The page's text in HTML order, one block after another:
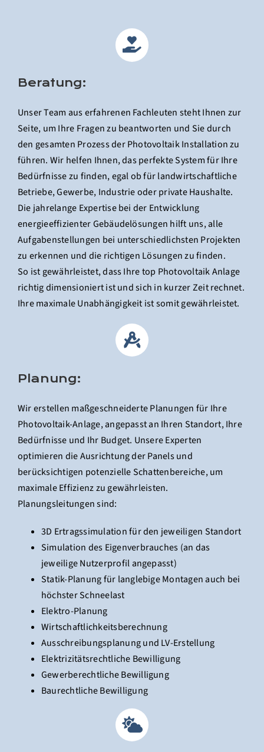
Beratung:
Unser Team aus erfahrenen Fachleuten steht Ihnen zur
Seite, um Ihre Fragen zu beantworten und Sie durch
den gesamten Prozess der Photovoltaik Installation zu
führen. Wir helfen Ihnen, das perfekte System für Ihre
Bedürfnisse zu finden, egal ob für landwirtschaftliche
Betriebe, Gewerbe, Industrie oder private Haushalte.
Die jahrelange Expertise bei der Entwicklung
energieeffizienter Gebäudelösungen hilft uns, alle
Aufgabenstellungen bei unterschiedlichsten Projekten
zu erkennen und die richtigen Lösungen zu finden.
So ist gewährleistet, dass Ihre top Photovoltaik Anlage
richtig dimensioniert ist und sich in kurzer Zeit rechnet.
Ihre maximale Unabhängigkeit ist somit gewährleistet.
Planung:
Wir erstellen maßgeschneiderte Planungen für Ihre
Photovoltaik-Anlage, angepasst an Ihren Standort, Ihre
Bedürfnisse und Ihr Budget. Unsere Experten
optimieren die Ausrichtung der Panels und
berücksichtigen potenzielle Schattenbereiche, um
maximale Effizienz zu gewährleisten.
Planungsleitungen sind:
3D Ertragssimulation für den jeweiligen Standort
Simulation des Eigenverbrauches (an das
jeweilige Nutzerprofil angepasst)
Statik-Planung für langlebige Montagen auch bei
höchster Schneelast
Elektro-Planung
Wirtschaftlichkeitsberechnung
Ausschreibungsplanung und LV-Erstellung
Elektrizitätsrechtliche Bewilligung
Gewerberechtliche Bewilligung
Baurechtliche Bewilligung